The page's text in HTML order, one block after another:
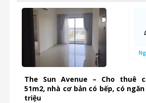
The Sun Avenue – Cho thuê
51m2, nhà cơ bản có bếp, có
triệu